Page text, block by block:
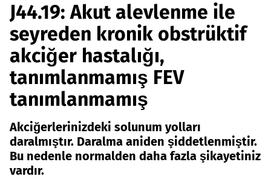
J44.19: Akut alevlenme ile
seyreden kronik obstrüktif
akciğer hastalığı,
tanımlanmamış FEV
tanımlanmamış
Akciğerlerinizdeki solunum yolları
daralmıştır. Daralma aniden şiddetlenmiştir.
Bu nedenle normalden daha fazla şikayetiniz
vardır.